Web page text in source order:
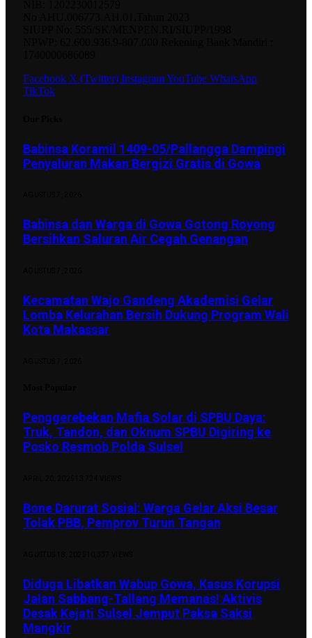
Facebook X (Twitter) InstagramYouTube WhatsApp
TikTok
Babinsa Koramil 1409-05/Pallangga Dampingi
Penyaluran Makan Bergizi Gratis di Gowa
Babinsa dan Warga di Gowa Gotong Royong
Bersihkan Saluran Air Cegah Genangan
Kecamatan Wajo Gandeng Akademisi Gelar
Lomba Kelurahan Bersih Dukung Program Wali
Kota Makassar
Penggerebekan Mafia Solar di SPBU Daya:
Truk, Tandon, dan Oknum SPBU Digiring ke
Posko Resmob Polda Sulsel
Bone Darurat Sosial: Warga Gelar Aksi Besar
Tolak PBB, Pemprov Turun Tangan
Diduga Libatkan Wabup Gowa, Kasus Korupsi
Jalan Sabbang-Tallang Memanas! Aktivis
Desak Kejati Sulsel Jemput Paksa Saksi
Mangkir